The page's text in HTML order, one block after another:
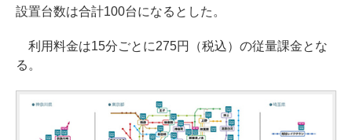
設置台数は合計100台になるとした。
利用料金は15分ごとに275円（税込）の従量課金とな
る。